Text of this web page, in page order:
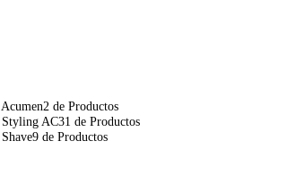
Acumen2 de Productos
Styling AC31 de Productos
Shave9 de Productos